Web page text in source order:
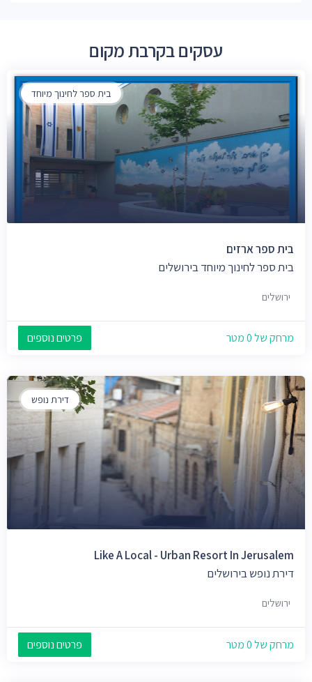
עסקים בקרבת מקום
בית ספר לחינוך מיוחד
בית ספר ארזים
בית ספר לחינוך מיוחד בירושלים
ירושלים
מרחק של 0 מטר פרטים נוספים
דירת נופש
Like A Local - Urban Resort In Jerusalem
דירת נופש בירושלים
ירושלים
מרחק של 0 מטר פרטים נוספים